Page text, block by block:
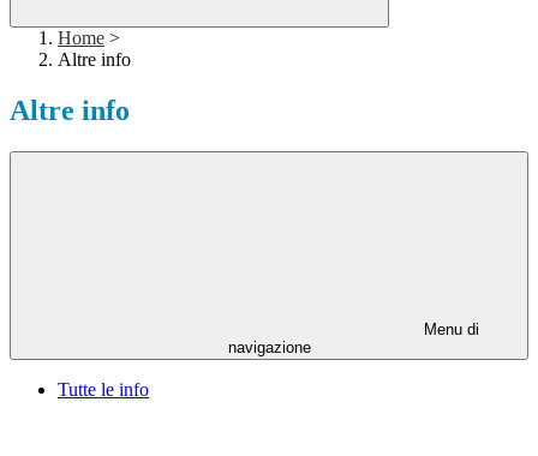
Home >
Altre info
Altre info
Menu di
navigazione
Tutte le info